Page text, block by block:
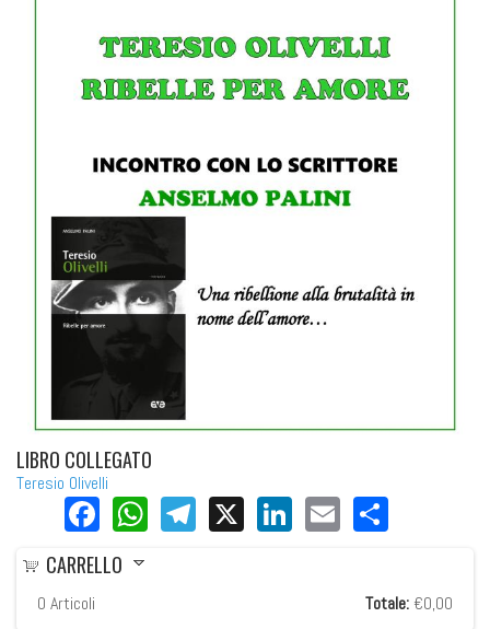
LIBRO COLLEGATO
Teresio Olivelli
Facebook
WhatsApp
Telegram
X LinkedIn
Email
CARRELLO
0 Articoli Totale: €0,00